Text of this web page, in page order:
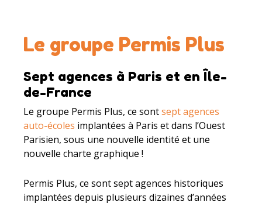
Le groupe Permis Plus
Sept agences à Paris et en Île-
de-France
Le groupe Permis Plus, ce sontsept agences
auto-écoles implantées à Paris et dans l’Ouest
Parisien, sous une nouvelle identité et une
nouvelle charte graphique !
Permis Plus, ce sont sept agences historiques
implantées depuis plusieurs dizaines d’années